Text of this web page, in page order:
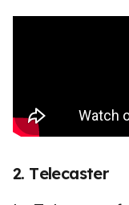
2. Telecaster